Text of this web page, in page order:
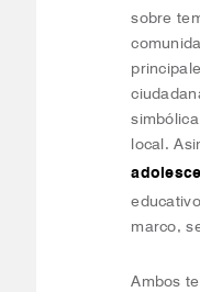
sobre
local.
marco,
Ambos